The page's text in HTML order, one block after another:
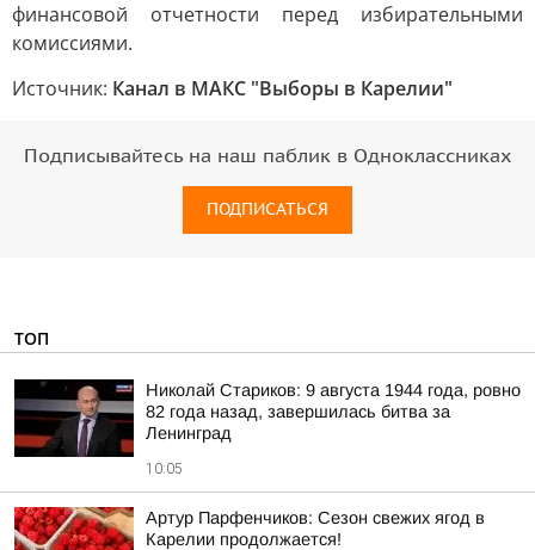
финансовой отчетности перед избирательными
комиссиями.
Источник: Канал в МАКС "Выборы в Карелии"
Подписывайтесь на наш паблик в Одноклассниках
ПОДПИСАТЬСЯ
ТОП
Николай Стариков: 9 августа 1944 года, ровно
82 года назад, завершилась битва за
Ленинград
10:05
Артур Парфенчиков: Сезон свежих ягод в
Карелии продолжается!